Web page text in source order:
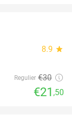
8.9 star
Regulier €30
€21 ,50